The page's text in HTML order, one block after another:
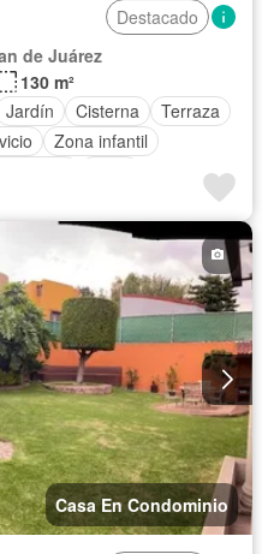
Destacado
de Juárez
130 m²
Jardín Cisterna
Terraza
Zona infantil
de vigilancia
Conserje
Casa En Condominio